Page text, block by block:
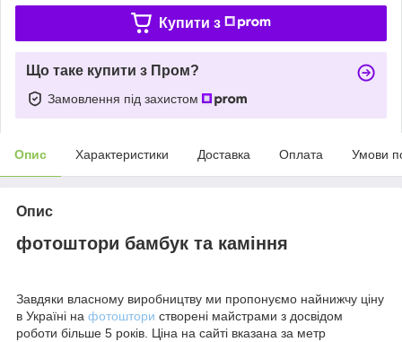
Купити з
Що таке купити з Пром?
Замовлення під захистом
Опис Характеристики Доставка Оплата Умови
Опис
фотоштори бамбук та каміння
Завдяки власному виробництву ми пропонуємо найнижчу ціну
в Україні на фотоштори створені майстрами з досвідом
роботи більше 5 років. Ціна на сайті вказана за метр